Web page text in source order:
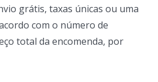
grátis, taxas únicas ou uma
com o número de
total da encomenda, por